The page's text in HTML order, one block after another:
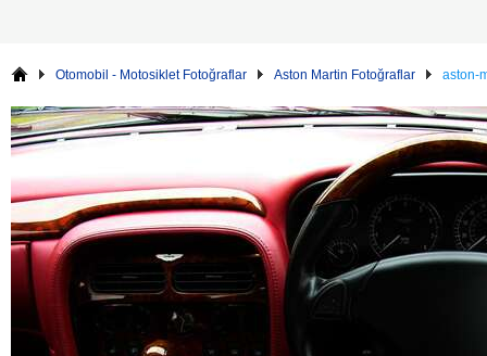
Otomobil - Motosiklet Fotoğraflar Aston Martin Fotoğraflar aston-